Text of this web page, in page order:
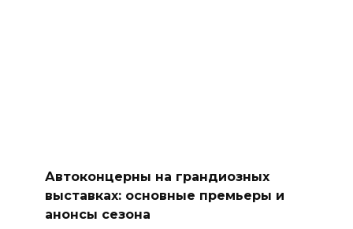
Автоконцерны на грандиозных
выставках: основные премьеры и
анонсы сезона